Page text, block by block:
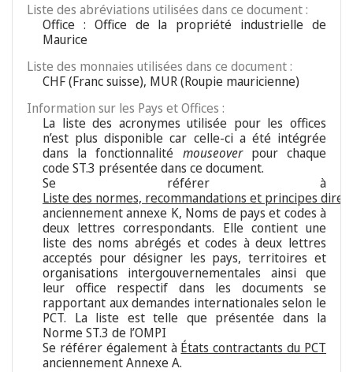
Liste des abréviations utilisées dans ce document :
Office : Office de la propriété industrielle de
Maurice
Liste des monnaies utilisées dans ce document :
CHF (Franc suisse), MUR (Roupie mauricienne)
Information sur les Pays et Offices :
La liste des acronymes utilisée pour les offices
n’est plus disponible car celle-ci a été intégrée
dans la fonctionnalité mouseoverpour chaque
code ST.3 présentée dans ce document.
Se référer à
Liste des normes, recommandations et principes
anciennement annexe K, Noms de pays et codes à
deux lettres correspondants. Elle contient une
liste des noms abrégés et codes à deux lettres
acceptés pour désigner les pays, territoires et
organisations intergouvernementales ainsi que
leur office respectif dans les documents se
rapportant aux demandes internationales selon le
PCT. La liste est telle que présentée dans la
Norme ST.3 de l’OMPI
Se référer également à États contractants du PCT
anciennement Annexe A.